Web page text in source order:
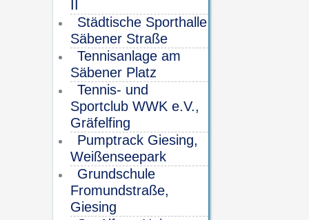
Städtische Sporthalle
Säbener Straße
Tennisanlage am
Säbener Platz
Tennis- und
Sportclub WWK e.V.,
Gräfelfing
Pumptrack Giesing,
Weißenseepark
Grundschule
Fromundstraße,
Giesing